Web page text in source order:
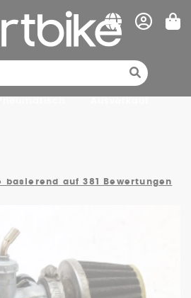
basierend auf 381 Bewertungen